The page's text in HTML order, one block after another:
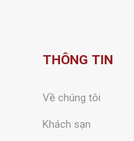
THÔNG TIN
Về chúng tôi
Khách sạn